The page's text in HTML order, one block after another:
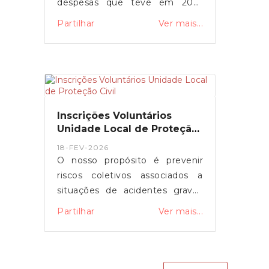
despesas que teve em 2025
estão corretamente
entram no cálculo das deduções
surjam dúvidas ou questões,
pode contar com a União das
connosco, nós vamos ajudar.
Partilhar Ver mais...
Inscrições Voluntários
Unidade Local de Proteção
18-FEV-2026
O nosso propósito é prevenir
riscos coletivos associados a
situações de acidentes graves
ou catástrofes, minimizar os
socorrer pessoas e bens em
ocorrem.--> INSCRIÇÕES AQUI
Partilhar Ver mais...